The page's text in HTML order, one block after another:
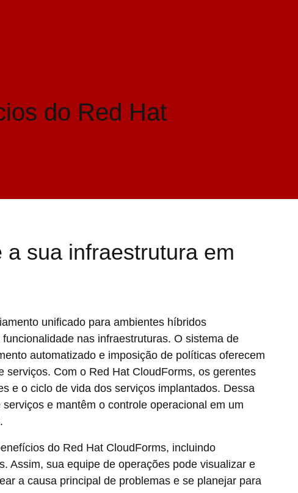
do Red Hat
sua infraestrutura em
unificado para ambientes híbridos
nas infraestruturas. O sistema de
automatizado e imposição de políticas oferecem
serviços. Com o Red Hat CloudForms, os gerentes
e o ciclo de vida dos serviços implantados. Dessa
e mantêm o controle operacional em um
do Red Hat CloudForms, incluindo
Assim, sua equipe de operações pode visualizar e
a causa principal de problemas e se planejar para